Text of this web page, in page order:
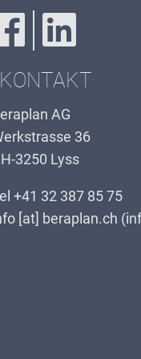
KONTAKT
AG
36
3250 Lyss
+41 32 387 85 75
[at] beraplan.ch